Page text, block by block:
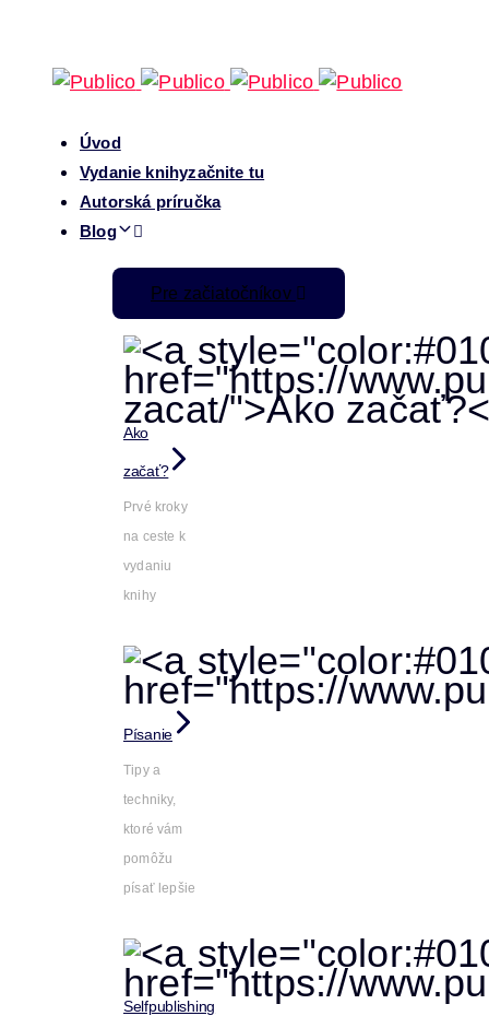
Úvod
Vydanie knihyzačnite tu
Autorská príručka
Blog
Pre začiatočníkov
Ako
začať?
Prvé kroky
na ceste k
vydaniu
knihy
Písanie
Tipy a
techniky,
ktoré vám
pomôžu
písať lepšie
Selfpublishing